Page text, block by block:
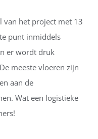
van het project met 13
punt inmiddels
er wordt druk
meeste vloeren zijn
aan de
Wat een logistieke